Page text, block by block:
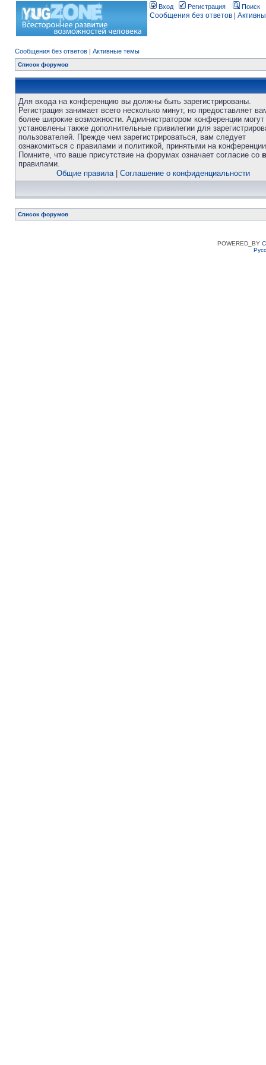
Вход Регистрация Поиск
Сообщения без ответов
Сообщения без ответов | Активные темы
Список форумов
Для входа на конференцию вы должны быть зарегистрированы.
Регистрация занимает всего несколько минут, но предоставляет
более широкие возможности. Администратором конференции
установлены также дополнительные привилегии для
пользователей. Прежде чем зарегистрироваться, вам следует
ознакомиться с правилами и политикой, принятыми на
Помните, что ваше присутствие на форумах означает согласие со
правилами.
Общие правила| Соглашение о конфиденциальности
Список форумов
POWERED_BY